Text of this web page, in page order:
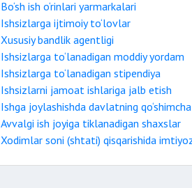
Bo‘sh ish o‘rinlari yarmarkalari
Ishsizlarga ijtimoiy to‘lovlar
Xususiy bandlik agentligi
Ishsizlarga to‘lanadigan moddiy yordam
Ishsizlarga to‘lanadigan stipendiya
Ishsizlarni jamoat ishlariga jalb etish
Ishga joylashishda davlatning
Avvalgi ish joyiga tiklanadigan shaxslar
Xodimlar soni (shtati) qisqarishida